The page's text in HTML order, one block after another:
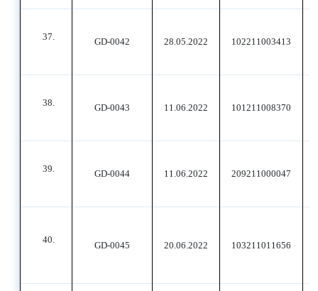
37. GD-0042 28.05.2022 102211003413
38. GD-0043 11.06.2022 101211008370
39. GD-0044 11.06.2022 209211000047
40.
GD-0045 20.06.2022 103211011656